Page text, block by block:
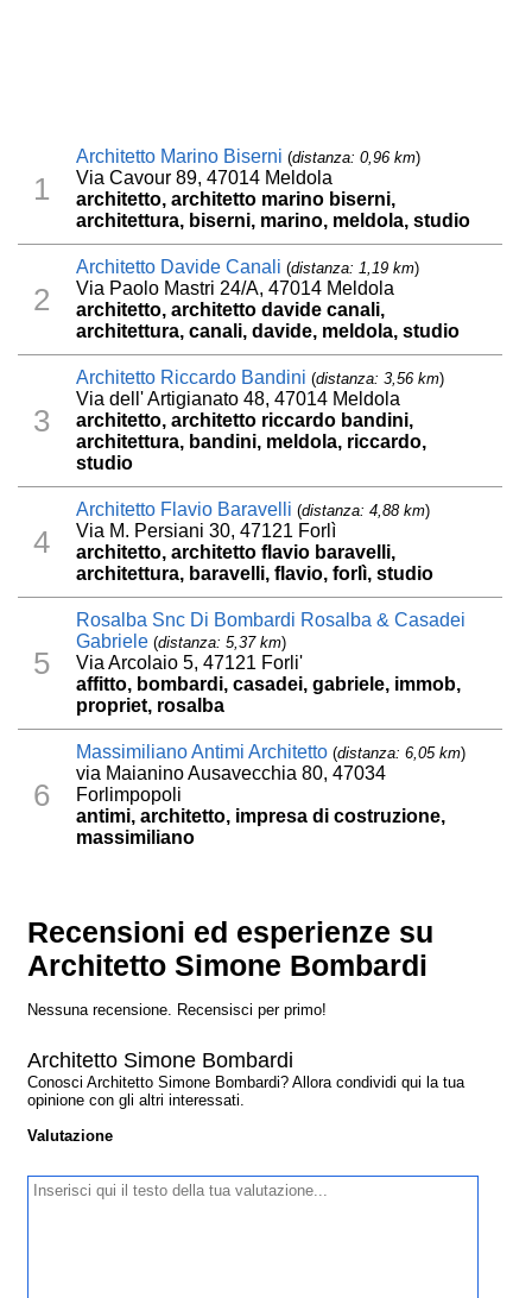
1
Architetto Marino Biserni (distanza: 0,96 km)
Via Cavour 89, 47014 Meldola
architetto, architetto marino biserni,
architettura, biserni, marino, meldola, studio
2
Architetto Davide Canali (distanza: 1,19 km)
Via Paolo Mastri 24/A, 47014 Meldola
architetto, architetto davide canali,
architettura, canali, davide, meldola, studio
3
Architetto Riccardo Bandini (distanza: 3,56 km)
Via dell' Artigianato 48, 47014 Meldola
architetto, architetto riccardo bandini,
architettura, bandini, meldola, riccardo,
studio
4
Architetto Flavio Baravelli (distanza: 4,88 km)
Via M. Persiani 30, 47121 Forlì
architetto, architetto flavio baravelli,
architettura, baravelli, flavio, forlì, studio
5
Rosalba Snc Di Bombardi Rosalba & Casadei
Gabriele (distanza: 5,37 km)
Via Arcolaio 5, 47121 Forli'
affitto, bombardi, casadei, gabriele, immob,
propriet, rosalba
6
Massimiliano Antimi Architetto (distanza: 6,05 km)
via Maianino Ausavecchia 80, 47034
Forlimpopoli
antimi, architetto, impresa di costruzione,
massimiliano
Recensioni ed esperienze su
Architetto Simone Bombardi
Nessuna recensione. Recensisci per primo!
Architetto Simone Bombardi
Conosci Architetto Simone Bombardi? Allora condividi qui la tua
opinione con gli altri interessati.
Valutazione